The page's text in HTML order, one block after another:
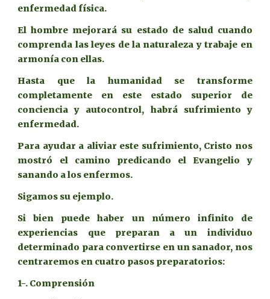
enfermedad física.
El hombre mejorará su estado de salud cuando
comprenda las leyes de la naturaleza y trabaje en
armonía con ellas.
Hasta que la humanidad se transforme
completamente en este estado superior de
conciencia y autocontrol, habrá sufrimiento y
enfermedad.
Para ayudar a aliviar este sufrimiento, Cristo nos
mostró el camino predicando el Evangelio y
sanando a los enfermos.
Sigamos su ejemplo.
Si bien puede haber un número infinito de
experiencias que preparan a un individuo
determinado para convertirse en un sanador, nos
centraremos en cuatro pasos preparatorios:
1-. Comprensión